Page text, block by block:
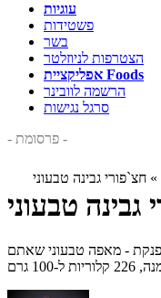
עוגיות
פשטידות
בשר
הצטרפות לניוזלטר
אפליקציית Foods
הרשמה לוובינר
סרגל נגישות
- פרסומת -
» חצ`פורי גבינה טבעוני
גבינה טבעוני
מפנקת - מאפה טבעוני שאתם